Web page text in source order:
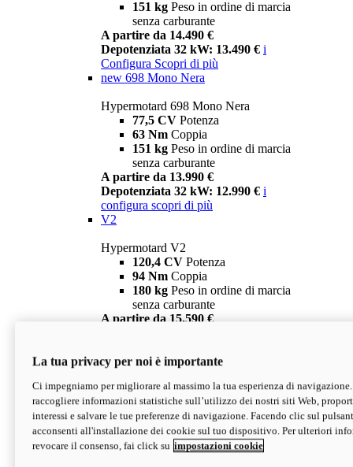
151 kg Peso in ordine di marcia
senza carburante
A partire da 14.490 €
Depotenziata 32 kW: 13.490 € i
Configura Scopri di più
new 698 Mono Nera
Hypermotard 698 Mono Nera
77,5 CV Potenza
63 Nm Coppia
151 kg Peso in ordine di marcia
senza carburante
A partire da 13.990 €
Depotenziata 32 kW: 12.990 € i
configura scopri di più
V2
Hypermotard V2
120,4 CV Potenza
94 Nm Coppia
180 kg Peso in ordine di marcia
senza carburante
A partire da 15.590 €
V2 SP
Hypermotard V2 SP
120,4 CVPotenza
94 NmCoppia
177 kgPeso in ordine di marcia
senza carburante
La tua privacy per noi è importante
Ci impegniamo per migliorare al massimo la tua esperienza di
raccogliere informazioni statistiche sull’utilizzo dei nostri siti Web,
interessi e salvare le tue preferenze di navigazione. Facendo clic sul
acconsenti all'installazione dei cookie sul tuo dispositivo. Per ulteriori
revocare il consenso, fai click su impostazioni cookie